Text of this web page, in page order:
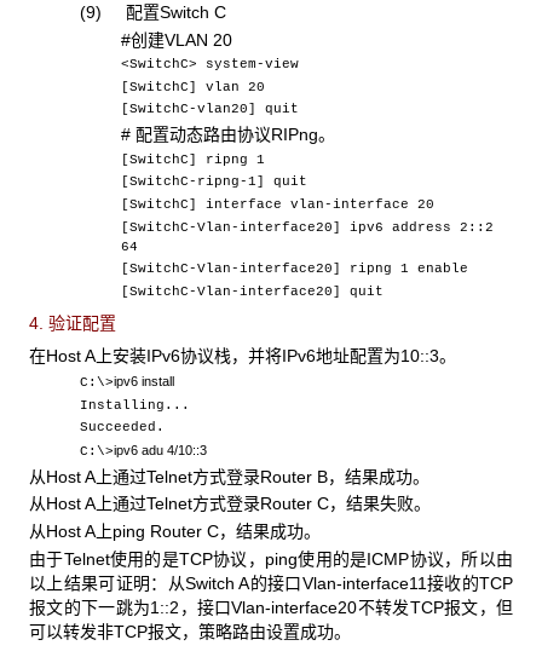
(9) 配置Switch C
#创建VLAN 20
<SwitchC> system-view
[SwitchC] vlan 20
[SwitchC-vlan20] quit
# 配置动态路由协议RIPng。
[SwitchC] ripng 1
[SwitchC-ripng-1] quit
[SwitchC] interface vlan-interface 20
[SwitchC-Vlan-interface20] ipv6 address 2::2
64
[SwitchC-Vlan-interface20] ripng 1 enable
[SwitchC-Vlan-interface20] quit
4. 验证配置
在Host A上安装IPv6协议栈，并将IPv6地址配置为10::3。
C:\>ipv6 install
Installing...
Succeeded.
C:\>ipv6 adu 4/10::3
从Host A上通过Telnet方式登录Router B，结果成功。
从Host A上通过Telnet方式登录Router C，结果失败。
从Host A上ping Router C，结果成功。
由于Telnet使用的是TCP协议，ping使用的是ICMP协议，所以由
以上结果可证明：从Switch A的接口Vlan-interface11接收的TCP
报文的下一跳为1::2，接口Vlan-interface20不转发TCP报文，但
可以转发非TCP报文，策略路由设置成功。